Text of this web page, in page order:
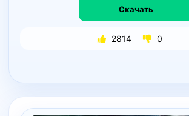
Скачать
2814 0